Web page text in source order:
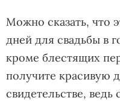
Можно сказать, что
дней для свадьбы в
кроме блестящих
получите красивую
свидетельстве, ведь